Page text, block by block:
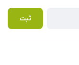
ثبت